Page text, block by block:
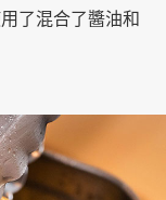
了混合了醬油和